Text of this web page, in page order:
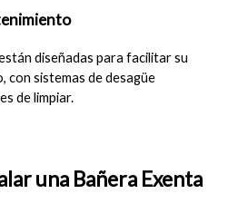
diseñadas para facilitar su
con sistemas de desagüe
de limpiar.
una Bañera Exenta